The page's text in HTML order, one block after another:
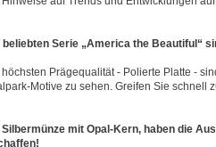
Serie „America the Beautiful“
Prägequalität - Polierte Platte -
Motive zu sehen. Greifen Sie schnell
mit Opal-Kern, haben die